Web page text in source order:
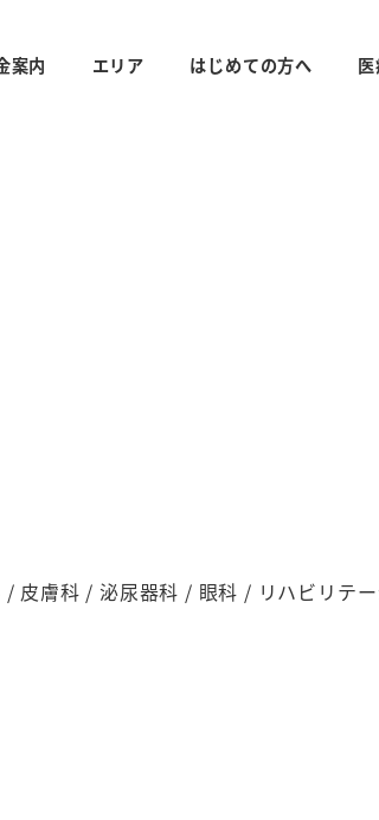
案内 エリア はじめての方へ
膚科 / 泌尿器科 / 眼科 / リハビリテ